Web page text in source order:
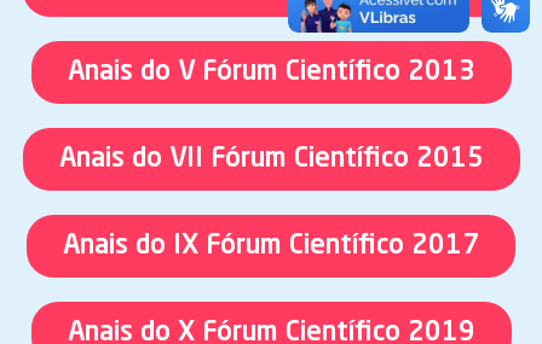
Anais do V Fórum Científico 2013
Anais do VII Fórum Científico 2015
Anais do IX Fórum Científico 2017
Anais do X Fórum Científico 2019